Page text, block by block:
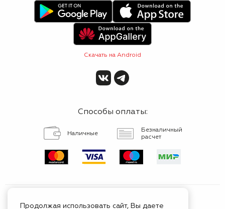
Скачать на Android
Способы оплаты:
Наличные
Безналичный
расчет
Продолжая использовать сайт, Вы даете